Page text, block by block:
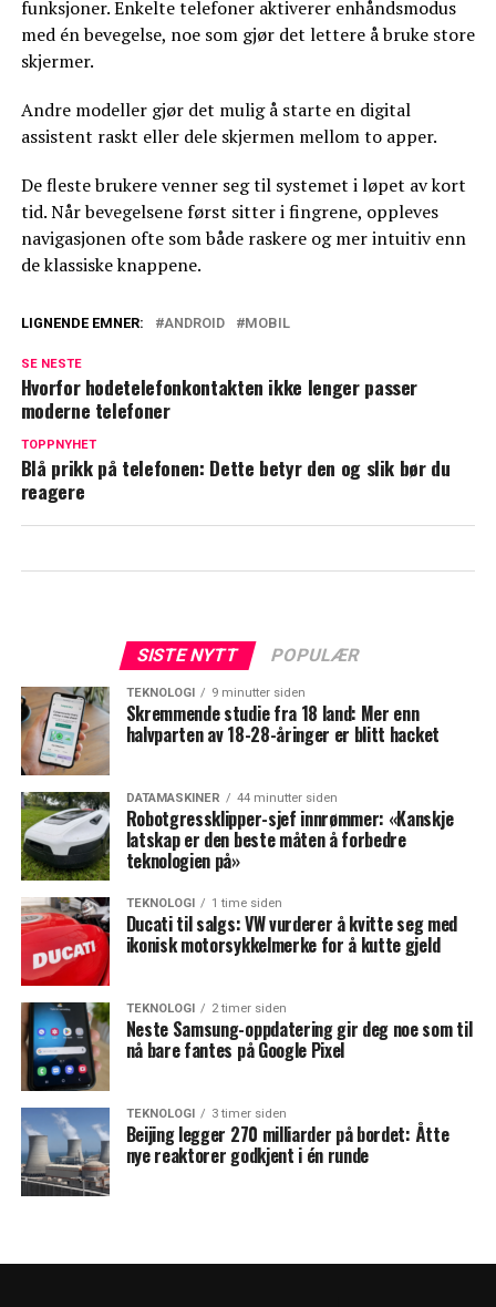
funksjoner. Enkelte telefoner aktiverer enhåndsmodus
med én bevegelse, noe som gjør det lettere å bruke store
skjermer.
Andre modeller gjør det mulig å starte en digital
assistent raskt eller dele skjermen mellom to apper.
De fleste brukere venner seg til systemet i løpet av kort
tid. Når bevegelsene først sitter i fingrene, oppleves
navigasjonen ofte som både raskere og mer intuitiv enn
de klassiske knappene.
LIGNENDE EMNER: ANDROID MOBIL
SE NESTE
Hvorfor hodetelefonkontakten ikke lenger passer
moderne telefoner
TOPPNYHET
Blå prikk på telefonen: Dette betyr den og slik bør du
reagere
SISTE NYTT POPULÆR
TEKNOLOGI 9 minutter siden
Skremmende studie fra 18 land: Mer enn
halvparten av 18-28-åringer er blitt hacket
DATAMASKINER 44 minutter siden
Robotgressklipper-sjef innrømmer: «Kanskje
latskap er den beste måten å forbedre
teknologien på»
TEKNOLOGI 1 time siden
Ducati til salgs: VW vurderer å kvitte seg med
ikonisk motorsykkelmerke for å kutte gjeld
TEKNOLOGI 2 timer siden
Neste Samsung-oppdatering gir deg noe som til
nå bare fantes på Google Pixel
TEKNOLOGI 3 timer siden
Beijing legger 270 milliarder på bordet: Åtte
nye reaktorer godkjent i én runde